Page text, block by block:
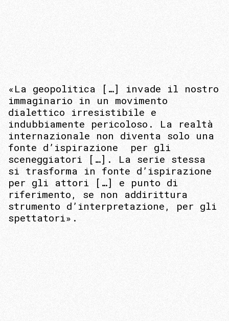
«La geopolitica […] invade il nostro
immaginario in un movimento
dialettico irresistibile e
indubbiamente pericoloso. La realtà
internazionale non diventa solo una
fonte d’ispirazione per gli
sceneggiatori […]. La serie stessa
si trasforma in fonte d’ispirazione
per gli attori […] e punto di
riferimento, se non addirittura
strumento d’interpretazione, per gli
spettatori».